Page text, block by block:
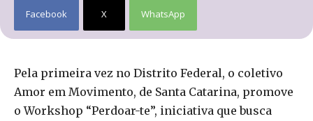
Facebook X WhatsApp
Pela primeira vez no Distrito Federal, o coletivo
Amor em Movimento, de Santa Catarina, promove
o Workshop “Perdoar-te”, iniciativa que busca